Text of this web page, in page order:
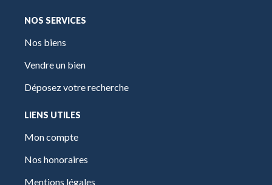
NOS SERVICES
Nos biens
Vendre un bien
Déposez votre recherche
LIENS UTILES
Mon compte
Nos honoraires
Mentions légales